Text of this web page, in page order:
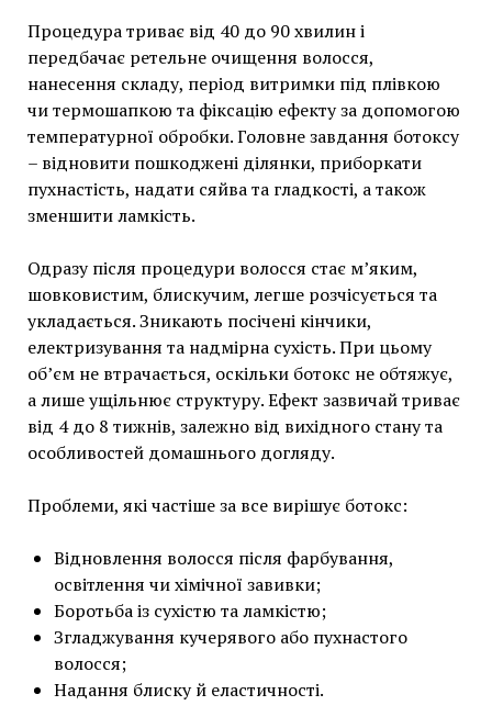
Процедура триває від 40 до 90 хвилин і
передбачає ретельне очищення волосся,
нанесення складу, період витримки під плівкою
чи термошапкою та фіксацію ефекту за допомогою
температурної обробки. Головне завдання ботоксу
– відновити пошкоджені ділянки, приборкати
пухнастість, надати сяйва та гладкості, а також
зменшити ламкість.
Одразу після процедури волосся стає м’яким,
шовковистим, блискучим, легше розчісується та
укладається. Зникають посічені кінчики,
електризування та надмірна сухість. При цьому
об’єм не втрачається, оскільки ботокс не обтяжує,
а лише ущільнює структуру. Ефект зазвичай триває
від 4 до 8 тижнів, залежно від вихідного стану та
особливостей домашнього догляду.
Проблеми, які частіше за все вирішує ботокс:
Відновлення волосся після фарбування,
освітлення чи хімічної завивки;
Боротьба із сухістю та ламкістю;
Згладжування кучерявого або пухнастого
волосся;
Надання блиску й еластичності.